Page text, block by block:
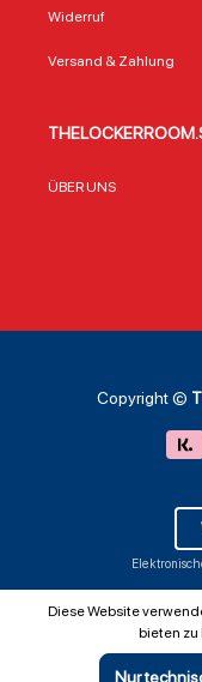
Widerruf
Versand & Zahlung
ÜBER UNS
Copyright ©
Diese Website
bieten zu
Nur